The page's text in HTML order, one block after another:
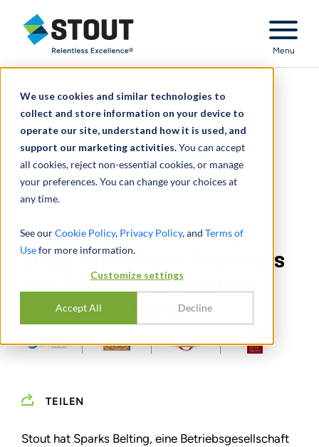
We use cookies and similar technologies to
collect and store information on your device to
operate our site, understand how it is used, and
support our marketing activities.You can accept
all cookies, reject non-essential cookies, or manage
your preferences. You can change your choices at
any time.
See ourCookie Policy, Privacy Policy, and Terms of
Usefor more information.
Customize settings
Accept All Decline
Stout Relentless Excellence
Menu
Beratung beim Verkauf
eines führenden Anbieters
von Förderbändern und
Transportlösungen
TEILEN
Stout hat Sparks Belting, eine Betriebsgesellschaft